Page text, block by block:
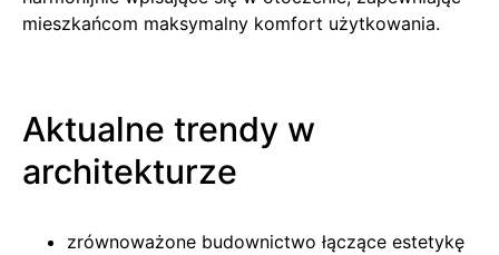
mieszkańcom maksymalny komfort użytkowania.
Aktualne trendy w
architekturze
zrównoważone budownictwo łączące estetykę